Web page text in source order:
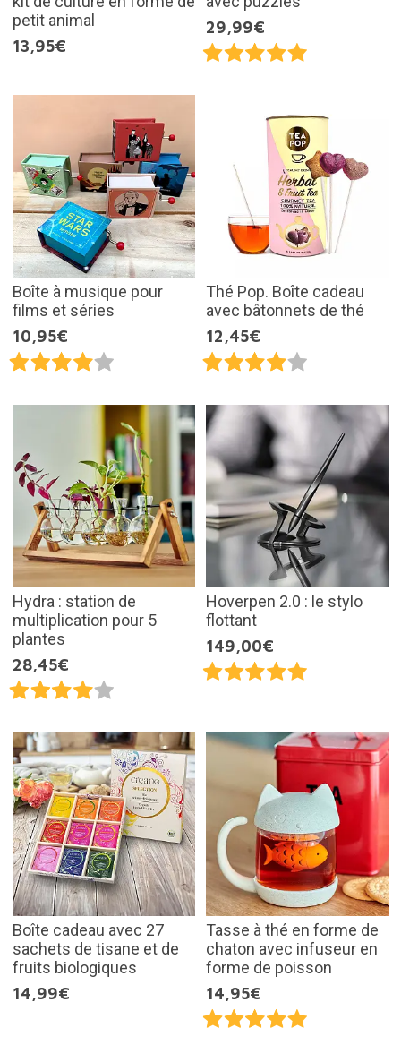
petit animal
13,95€
29,99€
Boîte à musique pour
films et séries
10,95€
Thé Pop. Boîte cadeau
avec bâtonnets de thé
12,45€
Hydra : station de
multiplication pour 5
plantes
28,45€
Hoverpen 2.0 : le stylo
flottant
149,00€
Boîte cadeau avec 27
sachets de tisane et de
fruits biologiques
14,99€
Tasse à thé en forme de
chaton avec infuseur en
forme de poisson
14,95€